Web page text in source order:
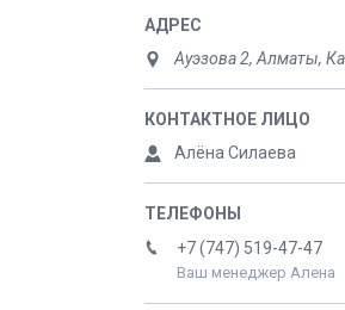
Ауэзова 2, Алматы,
Алёна Силаева
+7 (747) 519-47-47
Ваш менеджер Алена